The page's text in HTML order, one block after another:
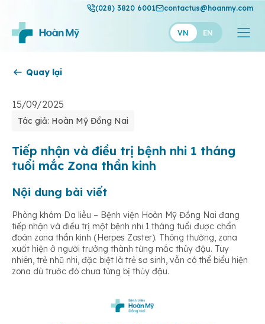
(028) 3820 6001 contactus@hoanmy.com
VN EN
Hạnh Phúc
Thuận Mỹ
Quay lại
15/09/2025
Tác giả: Hoàn Mỹ Đồng Nai
Tiếp nhận và điều trị bệnh nhi 1 tháng
tuổi mắc Zona thần kinh
Nội dung bài viết
Phòng khám Da liễu – Bệnh viện Hoàn Mỹ Đồng Nai đang
tiếp nhận và điều trị một bệnh nhi 1 tháng tuổi được chẩn
đoán zona thần kinh (Herpes Zoster). Thông thường, zona
xuất hiện ở người trưởng thành từng mắc thủy đậu. Tuy
nhiên, trẻ nhũ nhi, đặc biệt là trẻ sơ sinh, vẫn có thể biểu hiện
zona dù trước đó chưa từng bị thủy đậu.